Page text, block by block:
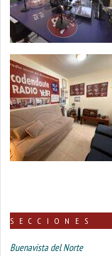
SECCIONES
Buenavista del Norte